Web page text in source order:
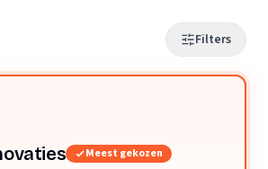
Filters
Meest gekozen